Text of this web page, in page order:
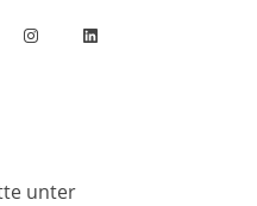
Instagram
unter